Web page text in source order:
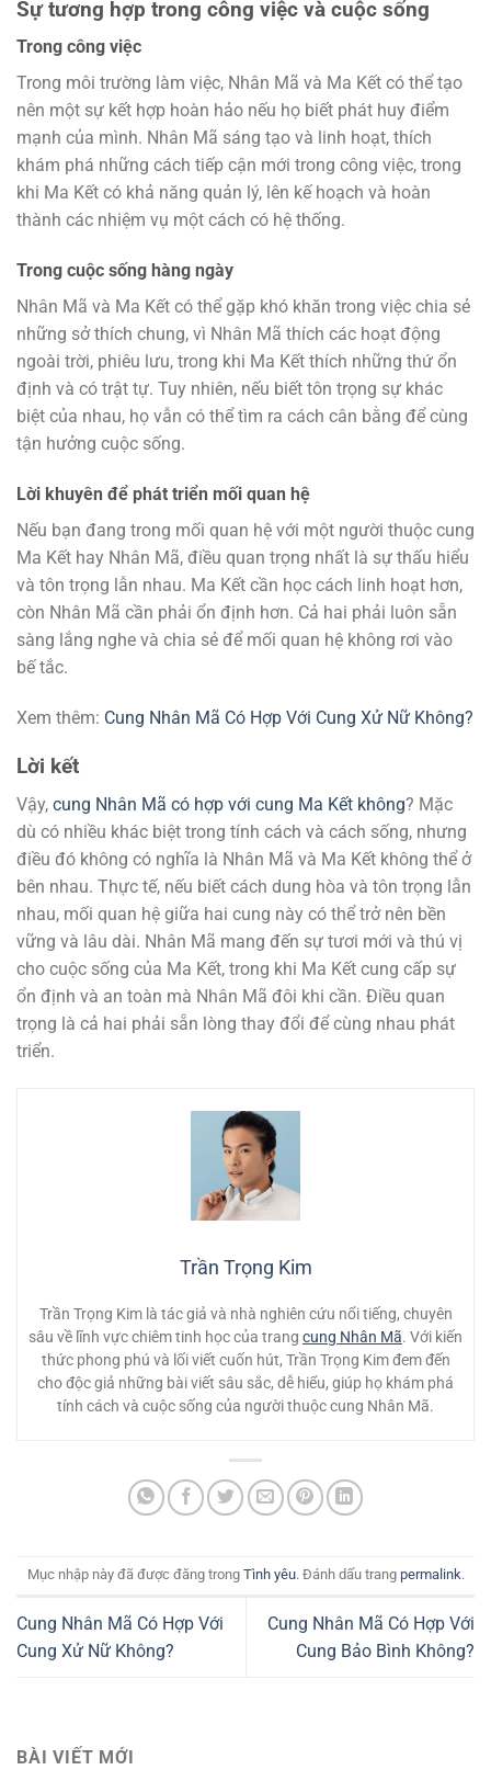
Sự tương hợp trong công việc và cuộc sống
Trong công việc
Trong môi trường làm việc, Nhân Mã và Ma Kết có thể tạo
nên một sự kết hợp hoàn hảo nếu họ biết phát huy điểm
mạnh của mình. Nhân Mã sáng tạo và linh hoạt, thích
khám phá những cách tiếp cận mới trong công việc, trong
khi Ma Kết có khả năng quản lý, lên kế hoạch và hoàn
thành các nhiệm vụ một cách có hệ thống.
Trong cuộc sống hàng ngày
Nhân Mã và Ma Kết có thể gặp khó khăn trong việc chia sẻ
những sở thích chung, vì Nhân Mã thích các hoạt động
ngoài trời, phiêu lưu, trong khi Ma Kết thích những thứ ổn
định và có trật tự. Tuy nhiên, nếu biết tôn trọng sự khác
biệt của nhau, họ vẫn có thể tìm ra cách cân bằng để cùng
tận hưởng cuộc sống.
Lời khuyên để phát triển mối quan hệ
Nếu bạn đang trong mối quan hệ với một người thuộc cung
Ma Kết hay Nhân Mã, điều quan trọng nhất là sự thấu hiểu
và tôn trọng lẫn nhau. Ma Kết cần học cách linh hoạt hơn,
còn Nhân Mã cần phải ổn định hơn. Cả hai phải luôn sẵn
sàng lắng nghe và chia sẻ để mối quan hệ không rơi vào
bế tắc.
Xem thêm: Cung Nhân Mã Có Hợp Với Cung Xử Nữ Không?
Lời kết
Vậy, cung Nhân Mã có hợp với cung Ma Kết không? Mặc
dù có nhiều khác biệt trong tính cách và cách sống, nhưng
điều đó không có nghĩa là Nhân Mã và Ma Kết không thể ở
bên nhau. Thực tế, nếu biết cách dung hòa và tôn trọng lẫn
nhau, mối quan hệ giữa hai cung này có thể trở nên bền
vững và lâu dài. Nhân Mã mang đến sự tươi mới và thú vị
cho cuộc sống của Ma Kết, trong khi Ma Kết cung cấp sự
ổn định và an toàn mà Nhân Mã đôi khi cần. Điều quan
trọng là cả hai phải sẵn lòng thay đổi để cùng nhau phát
triển.
Trần Trọng Kim
Trần Trọng Kim là tác giả và nhà nghiên cứu nổi tiếng, chuyên
sâu về lĩnh vực chiêm tinh học của trang cung Nhân Mã. Với kiến
thức phong phú và lối viết cuốn hút, Trần Trọng Kim đem đến
cho độc giả những bài viết sâu sắc, dễ hiểu, giúp họ khám phá
tính cách và cuộc sống của người thuộc cung Nhân Mã.
Mục nhập này đã được đăng trong Tình yêu. Đánh dấu trang permalink.
Cung Nhân Mã Có Hợp Với
Cung Xử Nữ Không?
Cung Nhân Mã Có Hợp Với
Cung Bảo Bình Không?
BÀI VIẾT MỚI